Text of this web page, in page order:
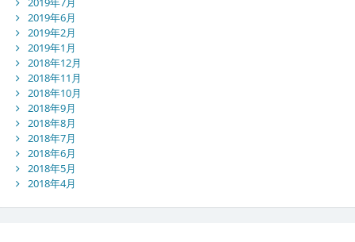
2019年6月
2019年2月
2019年1月
2018年12月
2018年11月
2018年10月
2018年9月
2018年8月
2018年7月
2018年6月
2018年5月
2018年4月